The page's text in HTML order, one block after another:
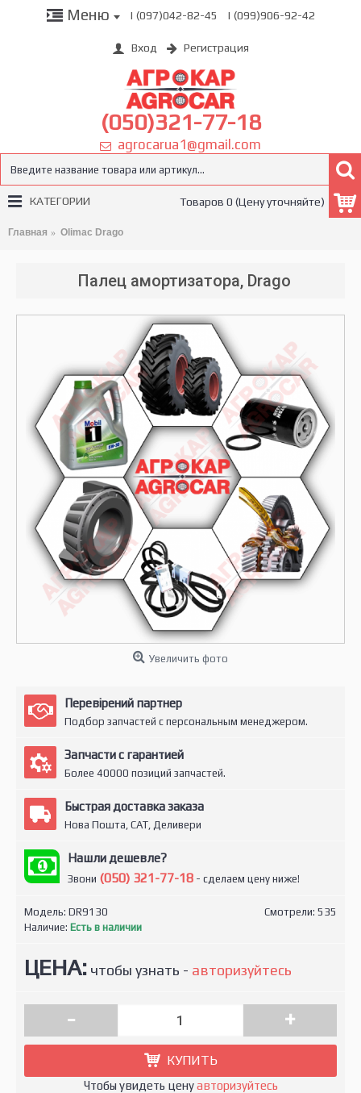
Меню | (097)042-82-45 | (099)906-92-42
Вход Регистрация
(050)321-77-18
agrocarua1@gmail.com
Товаров 0 (Цену уточняйте)
КАТЕГОРИИ
Главная Olimac Drago
Палец амортизатора, Drago
Увеличить фото
Перевірений партнер
Подбор запчастей с персональным менеджером.
Запчасти с гарантией
Более 40000 позиций запчастей.
Быстрая доставка заказа
Нова Пошта, САТ, Деливери
Нашли дешевле?
Звони (050) 321-77-18 - сделаем цену ниже!
Смотрели: 535
Модель: DR9130
Наличие: Есть в наличии
ЦЕНА: чтобы узнать - авторизуйтесь
- +
КУПИТЬ
Чтобы увидеть ценуавторизуйтесь